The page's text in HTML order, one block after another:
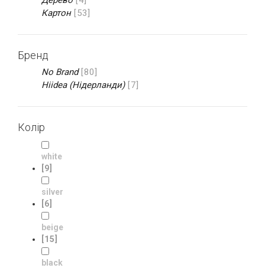
Картон[53]
Бренд
No Brand[80]
Hiidea (Нідерланди)[7]
Колір
white
[9]
silver
[6]
beige
[15]
black